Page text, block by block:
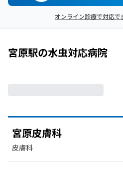
オンライン診療で対応
宮原駅の水虫対応病院
宮原皮膚科
皮膚科